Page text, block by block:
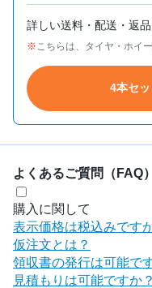
詳しい送料・配送・返
こちらは、タイヤ・ホイ
4本セ
よくあるご質問（FAQ）
購入に関して
表示価格は税込みです
仮注文とは？
領収書の発行は可能で
見積もりは可能ですか？